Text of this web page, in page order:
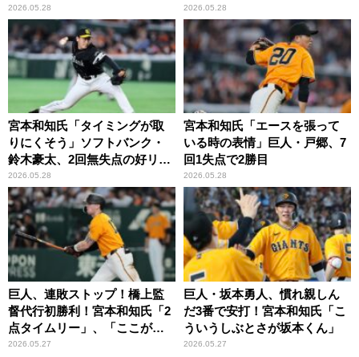
ニケーションがうまくとれて
いない」
2026.05.28
いう気持ちが伝わってきます
ね」
2026.05.28
宮本和知氏「タイミングが取
りにくそう」ソフトバンク・
鈴木豪太、2回無失点の好リリ
ーフ
2026.05.28
宮本和知氏「エースを張って
いる時の表情」巨人・戸郷、7
回1失点で2勝目
2026.05.28
巨人、連敗ストップ！橋上監
督代行初勝利！宮本和知氏「2
点タイムリー」、「ここが全
てだった」
2026.05.27
巨人・坂本勇人、慣れ親しん
だ3番で安打！宮本和知氏「こ
ういうしぶとさが坂本くん」
2026.05.27